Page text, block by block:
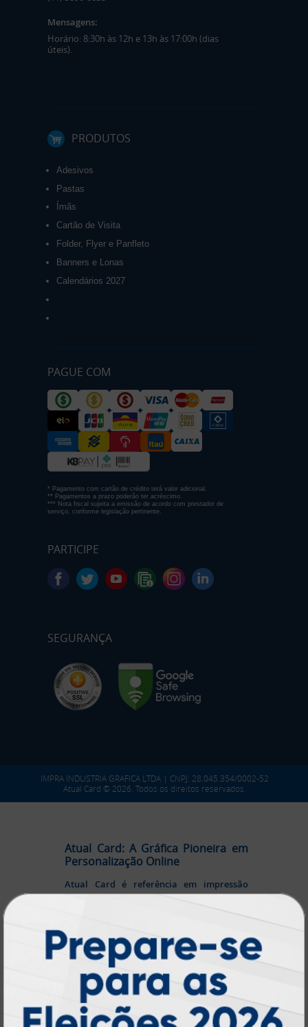
Mensagens:
Horário: 8:30h às 12h e 13h às 17:00h (dias
úteis).
PRODUTOS
Adesivos
Pastas
Ímãs
Cartão de Visita
Folder, Flyer e Panfleto
Banners e Lonas
Calendários 2027
PAGUE COM
* Pagamento com cartão de crédito terá valor adicional.
** Pagamentos a prazo poderão ter acréscimo.
*** Nota fiscal sujeita a emissão de acordo com prestador de
serviço, conforme legislação pertinente.
PARTICIPE
SEGURANÇA
IMPRA INDUSTRIA GRAFICA LTDA | CNPJ: 28.045.354/0002-52
Atual Card © 2026. Todos os direitos reservados.
Atual Card: A Gráfica Pioneira em
Personalização Online
Atual Card é referência em impressão
gráfica online no Brasil, oferecendo uma
revendedores gráficos. Com
quase três
décadas de experiência
, somos pioneiros no
segmento de
impressão sob demanda,
investindo continuamente emtecnologia,
inovação e personalizaçãopara entregar
qualidade, agilidade e a melhor
experiência aos nossos clientes.